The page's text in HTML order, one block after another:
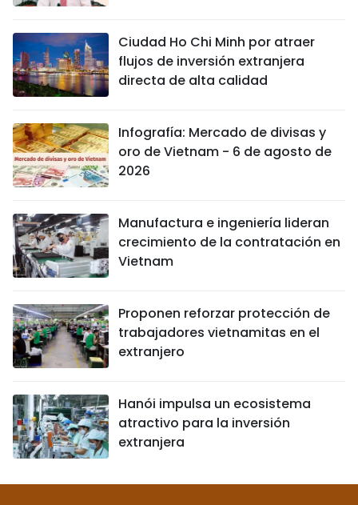
Ciudad Ho Chi Minh por atraer
flujos de inversión extranjera
directa de alta calidad
Infografía: Mercado de divisas y
oro de Vietnam - 6 de agosto de
2026
Manufactura e ingeniería lideran
crecimiento de la contratación en
Vietnam
Proponen reforzar protección de
trabajadores vietnamitas en el
extranjero
Hanói impulsa un ecosistema
atractivo para la inversión
extranjera